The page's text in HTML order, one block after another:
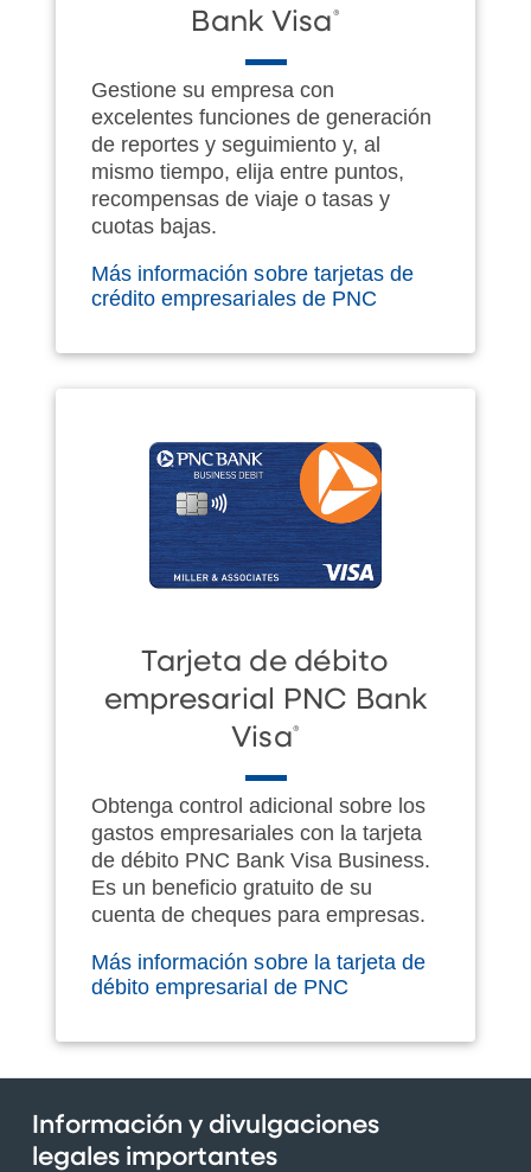
Bank Visa®
Gestione su empresa con
excelentes funciones de generación
de reportes y seguimiento y, al
mismo tiempo, elija entre puntos,
recompensas de viaje o tasas y
cuotas bajas.
Más información sobre tarjetas de
crédito empresariales de PNC
Tarjeta de débito
empresarial PNC Bank
Visa®
Obtenga control adicional sobre los
gastos empresariales con la tarjeta
de débito PNC Bank Visa Business.
Es un beneficio gratuito de su
cuenta de cheques para empresas.
Más información sobre la tarjeta de
débito empresarial de PNC
Información y divulgaciones
legales importantes